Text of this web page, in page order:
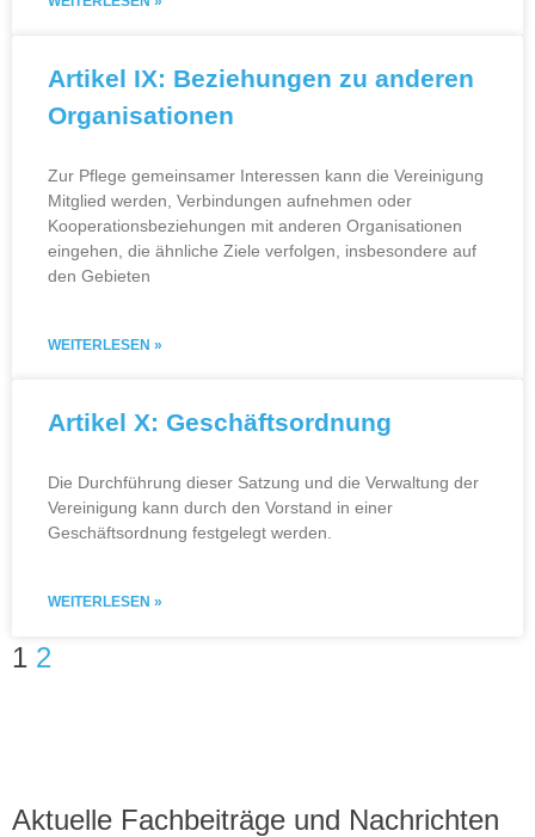
Artikel IX: Beziehungen zu anderen
Organisationen
Zur Pflege gemeinsamer Interessen kann die Vereinigung
Mitglied werden, Verbindungen aufnehmen oder
Kooperationsbeziehungen mit anderen Organisationen
eingehen, die ähnliche Ziele verfolgen, insbesondere auf
den Gebieten
WEITERLESEN »
Artikel X: Geschäftsordnung
Die Durchführung dieser Satzung und die Verwaltung der
Vereinigung kann durch den Vorstand in einer
Geschäftsordnung festgelegt werden.
WEITERLESEN »
1 2
Aktuelle Fachbeiträge und Nachrichten